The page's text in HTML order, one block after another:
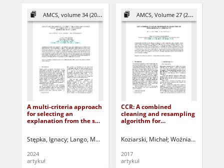
AMCS, volume 34 (2024)
A multi-criteria approach
for selecting an
explanation from the set
ensemble of explainers
Stępka, Ignacy Lango, Mateusz Stefanowski, Jerzy Korbicz, Józef
2024
artykuł
AMCS, Volume 27 (2017)
CCR: A combined
cleaning and resampling
algorithm for
Koziarski, Michał Woźniak, Michał
2017
artykuł